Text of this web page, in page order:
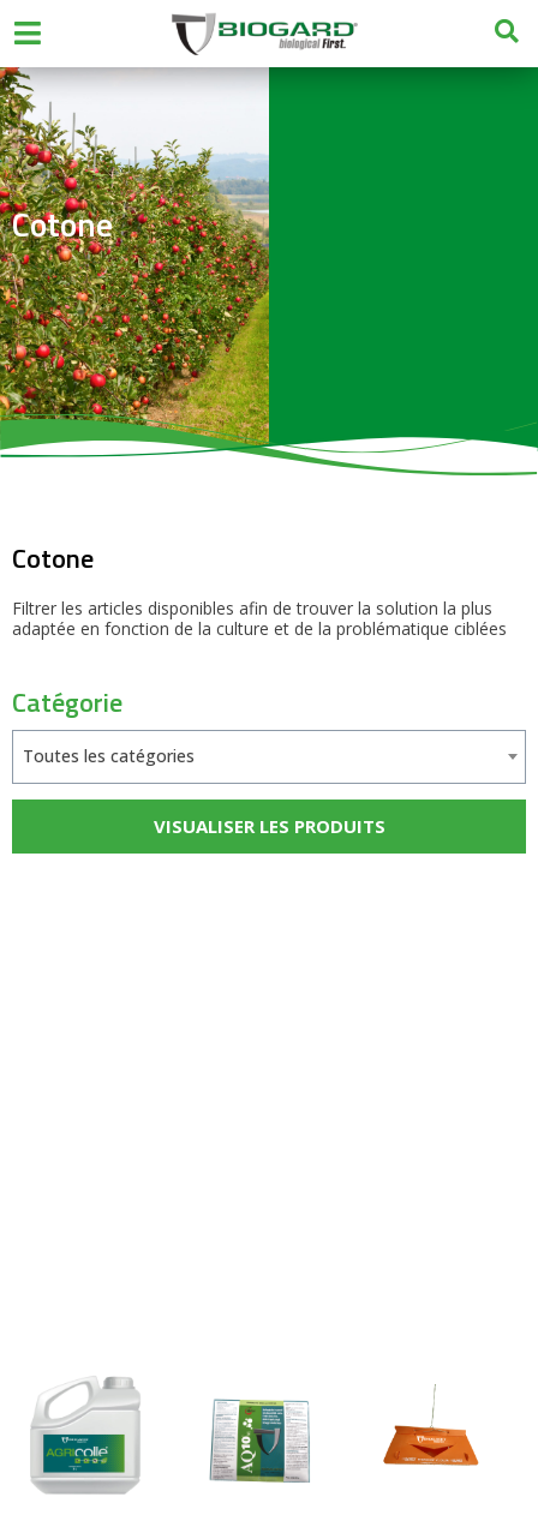
Cotone
Cotone
Filtrer les articles disponibles afin de trouver la solution la plus
adaptée en fonction de la culture et de la problématique ciblées
Catégorie
Toutes les catégories